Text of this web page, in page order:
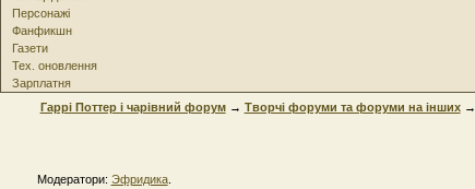
Персонажі
Фанфикшн
Газети
Тех. оновлення
Зарплатня
Гаррі Поттер і чарівний форум→ Творчі форуми та форуми на інших→
Модератори: Эфридика.